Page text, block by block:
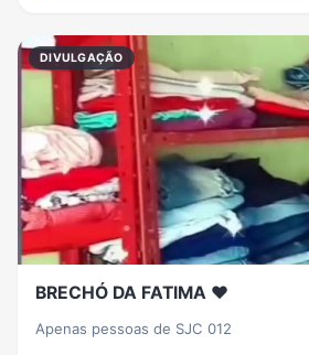
DIVULGAÇÃO
BRECHÓ DA FATIMA ❤️
Apenas pessoas de SJC 012